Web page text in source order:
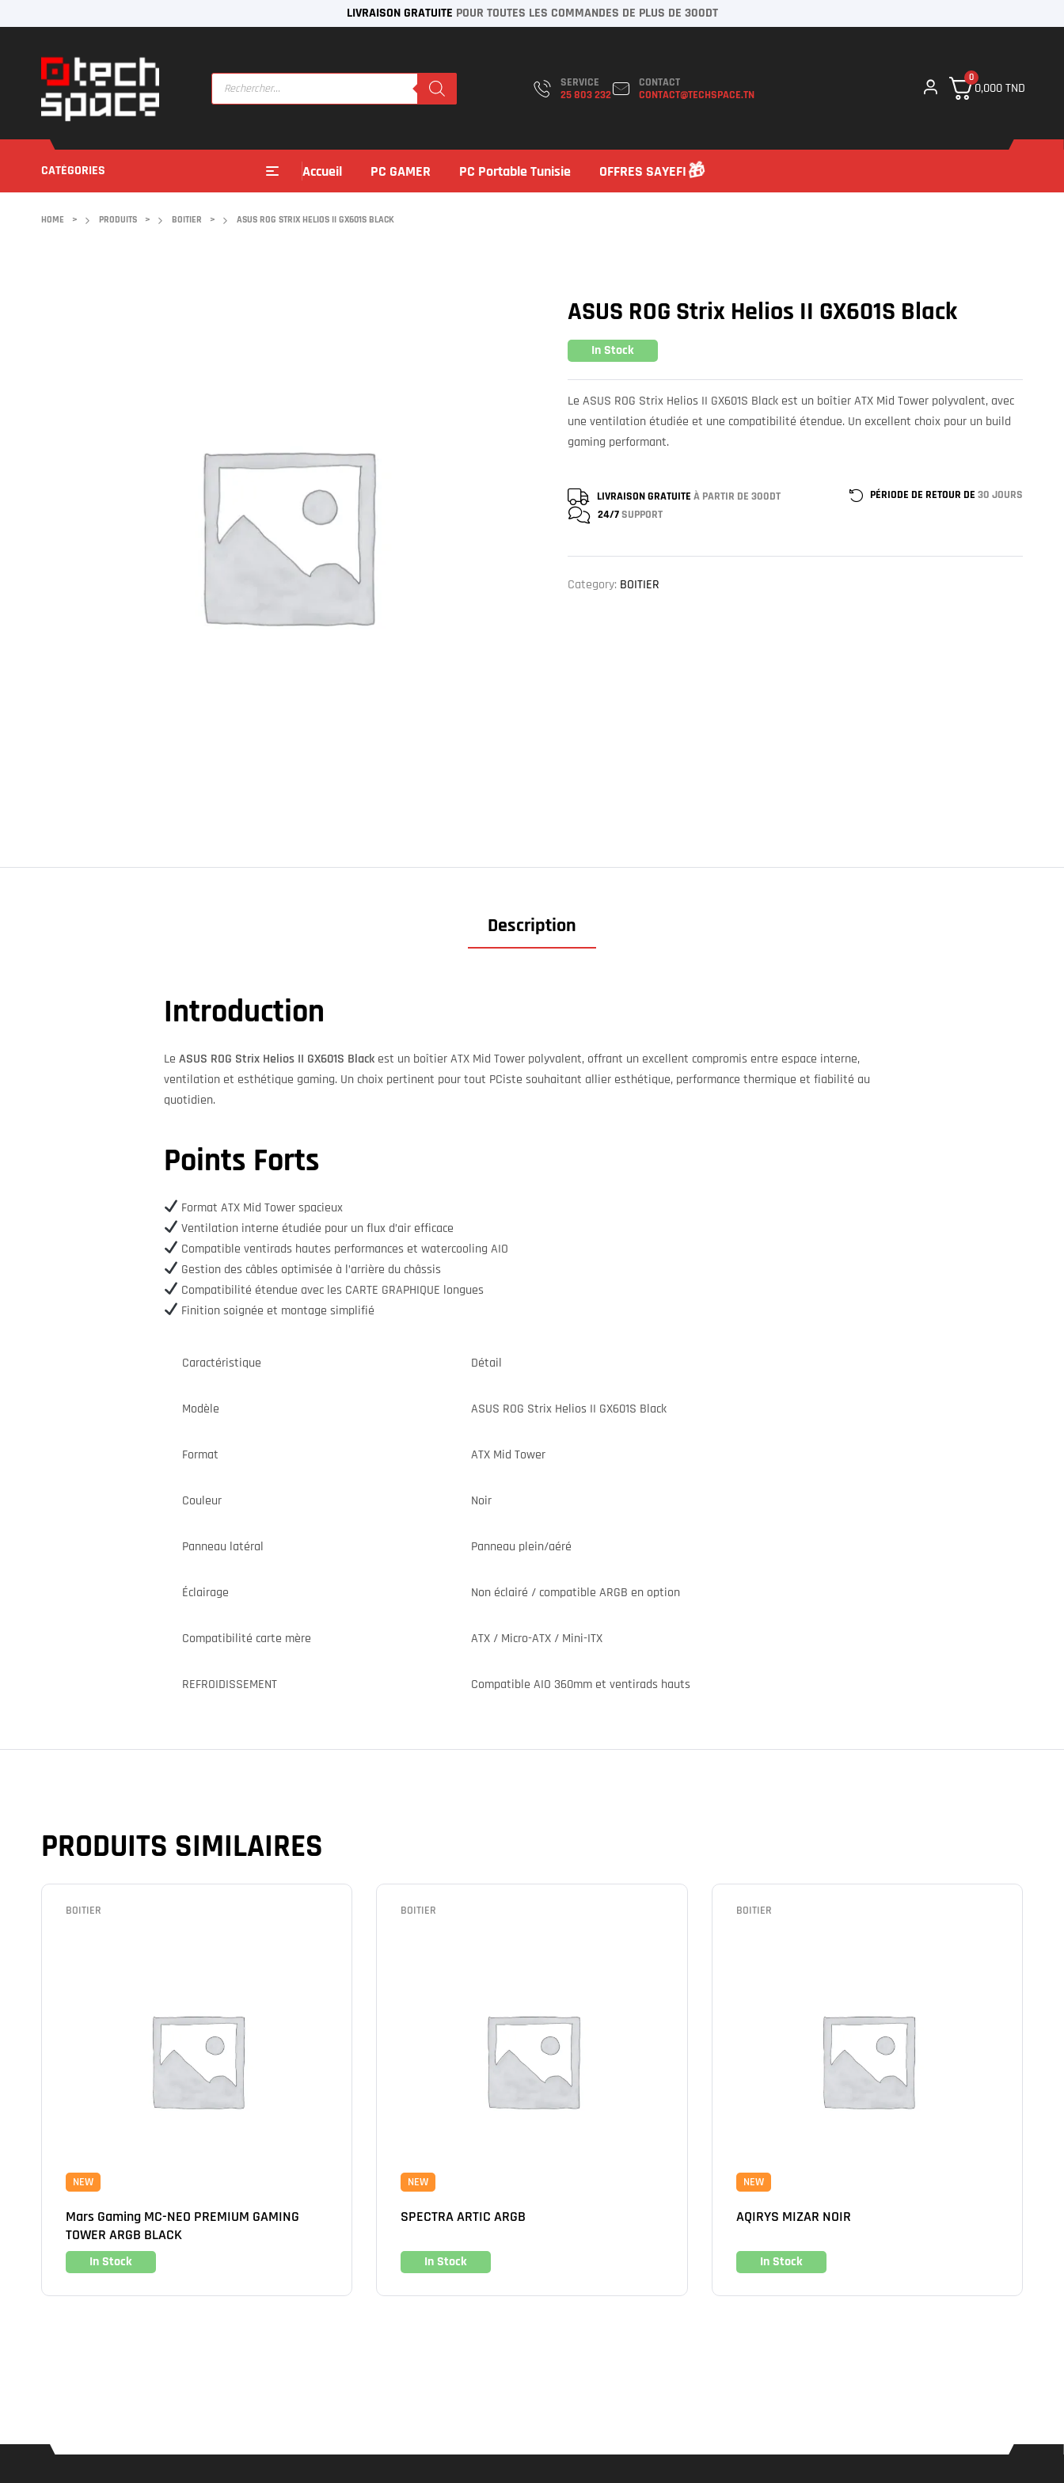
LIVRAISON GRATUITE POUR TOUTES LES COMMANDES DE PLUS DE 300DT
SERVICE
25 803 232
CONTACT
CONTACT@TECHSPACE.TN
0
0,000TND
CATÉGORIES Accueil PC GAMER PC Portable Tunisie OFFRES SAYEFI
HOME > PRODUITS > BOITIER > ASUS ROG STRIX HELIOS II GX601S BLACK
ASUS ROG Strix Helios II GX601S Black
In Stock
Le ASUS ROG Strix Helios II GX601S Black est un boîtier ATX Mid Tower polyvalent, avec
une ventilation étudiée et une compatibilité étendue. Un excellent choix pour un build
gaming performant.
LIVRAISON GRATUITE À PARTIR DE 300DT PÉRIODE DE RETOUR DE 30 JOURS
24/7SUPPORT
Category: BOITIER
Description
Introduction
Le ASUS ROG Strix Helios II GX601S Black est un boîtier ATX Mid Tower polyvalent, offrant un excellent compromis entre espace interne,
ventilation et esthétique gaming. Un choix pertinent pour tout PCiste souhaitant allier esthétique, performance thermique et fiabilité au
quotidien.
Points Forts
Format ATX Mid Tower spacieux
Ventilation interne étudiée pour un flux d’air efficace
Compatible ventirads hautes performances et watercooling AIO
Gestion des câbles optimisée à l’arrière du châssis
Compatibilité étendue avec les CARTE GRAPHIQUE longues
Finition soignée et montage simplifié
Caractéristique Détail
Modèle ASUS ROG Strix Helios II GX601S Black
Format ATX Mid Tower
Couleur Noir
Panneau latéral Panneau plein/aéré
Éclairage Non éclairé / compatible ARGB en option
Compatibilité carte mère ATX / Micro-ATX / Mini-ITX
REFROIDISSEMENT Compatible AIO 360mm et ventirads hauts
PRODUITS SIMILAIRES
BOITIER
NEW
Mars Gaming MC-NEO PREMIUM GAMING
TOWER ARGB BLACK
In Stock
BOITIER
NEW
SPECTRA ARTIC ARGB
In Stock
BOITIER
NEW
AQIRYS MIZAR NOIR
In Stock